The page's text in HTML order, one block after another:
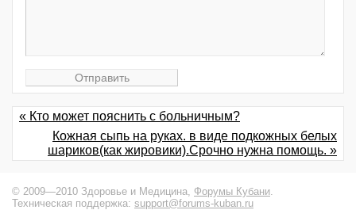
« Кто может пояснить с больничным?
Кожная сыпь на руках. в виде подкожных белых
шариков(как жировики).Срочно нужна помощь. »
© 2009—2010 Здоровье и Медицина, Форумы Кубани.
Техническая поддержка: support@forums-kuban.ru